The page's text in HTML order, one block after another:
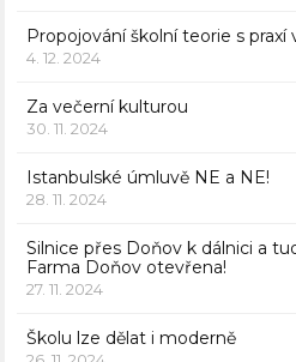
Propojování školní teorie s praxí
4. 12. 2024
Za večerní kulturou
30. 11. 2024
Istanbulské úmluvě NE a NE!
28. 11. 2024
Silnice přes Doňov k dálnici a
Farma Doňov otevřena!
27. 11. 2024
Školu lze dělat i moderně